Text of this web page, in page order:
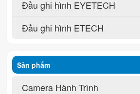
Đầu ghi hình EYETECH
Đầu ghi hình ETECH
Sản phẩm
Camera Hành Trình